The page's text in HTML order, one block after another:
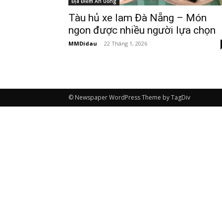
Tàu hủ xe lam Đà Nẵng – Món
ngon được nhiều người lựa chọn
MMDidau - 22 Tháng 1, 2026
© Newspaper WordPress Theme by TagDiv